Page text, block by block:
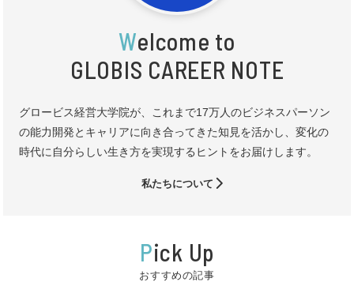
Welcome to
GLOBIS CAREER NOTE
グロービス経営大学院が、これまで17万人のビジネスパーソン
の能力開発とキャリアに向き合ってきた知見を活かし、変化の
時代に自分らしい生き方を実現するヒントをお届けします。
私たちについて
Pick Up
おすすめの記事